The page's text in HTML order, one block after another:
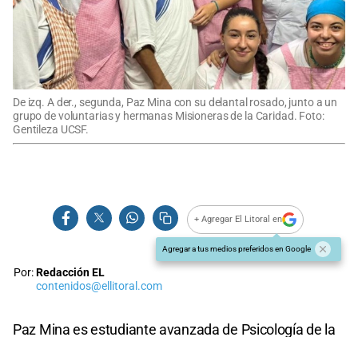
De izq. A der., segunda, Paz Mina con su delantal rosado, junto a un
grupo de voluntarias y hermanas Misioneras de la Caridad. Foto:
Gentileza UCSF.
+ Agregar El Litoral en
Agregar a tus medios preferidos en Google
Por:Redacción EL
contenidos@ellitoral.com
Paz Mina es estudiante avanzada de Psicología de la